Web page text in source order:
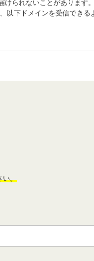
られないことがあります。
以下ドメインを受信できる
い。